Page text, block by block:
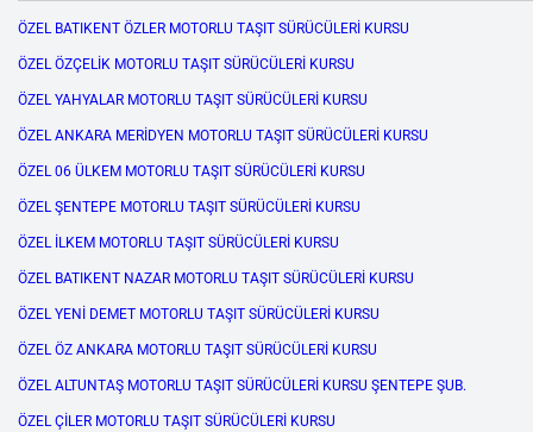
ÖZEL BATIKENT ÖZLER MOTORLU TAŞIT SÜRÜCÜLERİ KURSU
ÖZEL ÖZÇELİK MOTORLU TAŞIT SÜRÜCÜLERİ KURSU
ÖZEL YAHYALAR MOTORLU TAŞIT SÜRÜCÜLERİ KURSU
ÖZEL ANKARA MERİDYEN MOTORLU TAŞIT SÜRÜCÜLERİ KURSU
ÖZEL 06 ÜLKEM MOTORLU TAŞIT SÜRÜCÜLERİ KURSU
ÖZEL ŞENTEPE MOTORLU TAŞIT SÜRÜCÜLERİ KURSU
ÖZEL İLKEM MOTORLU TAŞIT SÜRÜCÜLERİ KURSU
ÖZEL BATIKENT NAZAR MOTORLU TAŞIT SÜRÜCÜLERİ KURSU
ÖZEL YENİ DEMET MOTORLU TAŞIT SÜRÜCÜLERİ KURSU
ÖZEL ÖZ ANKARA MOTORLU TAŞIT SÜRÜCÜLERİ KURSU
ÖZEL ALTUNTAŞ MOTORLU TAŞIT SÜRÜCÜLERİ KURSU ŞENTEPE ŞUB.
ÖZEL ÇİLER MOTORLU TAŞIT SÜRÜCÜLERİ KURSU